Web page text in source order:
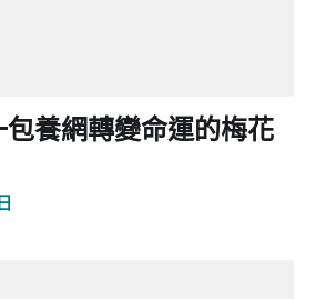
養網轉變命運的梅花